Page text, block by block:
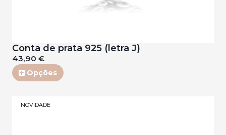
Conta de prata 925 (letra J)
43,90 €
Opções
NOVIDADE